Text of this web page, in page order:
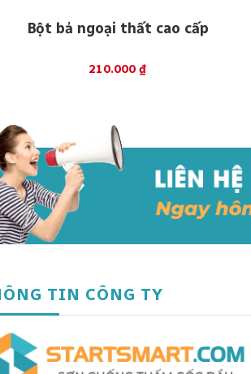
Bột bả ngoại thất cao cấp
210.000₫
TIN CÔNG TY